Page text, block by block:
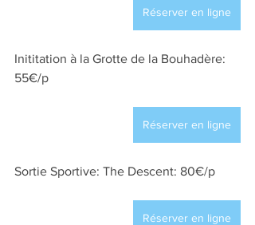
Réserver en ligne
Inititation à la Grotte de la Bouhadère:
55€/p
Réserver en ligne
Sortie Sportive: The Descent: 80€/p
Réserver en ligne